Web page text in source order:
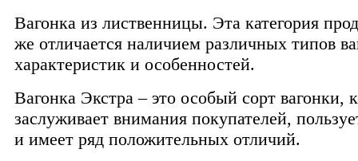
Вагонка из лиственницы. Эта категория
же отличается наличием различных типов
характеристик и особенностей.
Вагонка Экстра – это особый сорт вагонки,
заслуживает внимания покупателей,
и имеет ряд положительных отличий.